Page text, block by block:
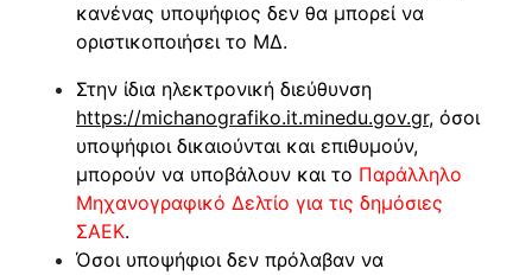
κανένας υποψήφιος δεν θα μπορεί να
οριστικοποιήσει το ΜΔ.
Στην ίδια ηλεκτρονική διεύθυνση
https://michanografiko.it.minedu.gov.gr, όσοι
υποψήφιοι δικαιούνται και επιθυμούν,
μπορούν να υποβάλουν και το Παράλληλο
Μηχανογραφικό Δελτίο για τις δημόσιες
ΣΑΕΚ.
Όσοι υποψήφιοι δεν πρόλαβαν να